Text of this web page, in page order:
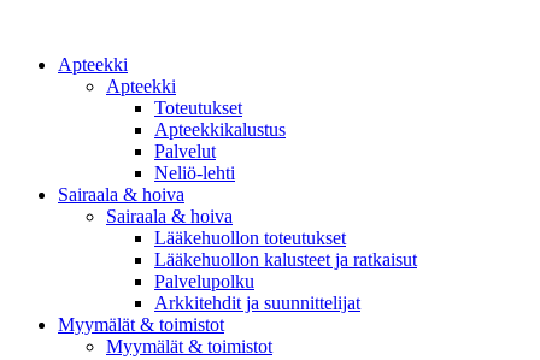
Apteekki
Apteekki
Toteutukset
Apteekkikalustus
Palvelut
Neliö-lehti
Sairaala & hoiva
Sairaala & hoiva
Lääkehuollon toteutukset
Lääkehuollon kalusteet ja ratkaisut
Palvelupolku
Arkkitehdit ja suunnittelijat
Myymälät & toimistot
Myymälät & toimistot